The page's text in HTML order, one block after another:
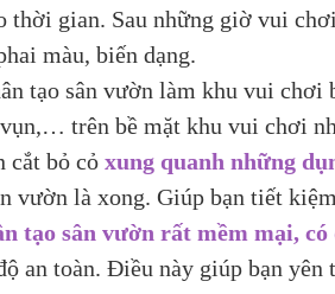
thời gian. Sau những giờ vui
màu, biến dạng.
tạo sân vườn làm khu vui chơi
trên bề mặt khu vui chơi
cắt bỏ cỏ xung quanh những
vườn là xong. Giúp bạn tiết
tạo sân vườn rất mềm mại,
an toàn. Điều này giúp bạn